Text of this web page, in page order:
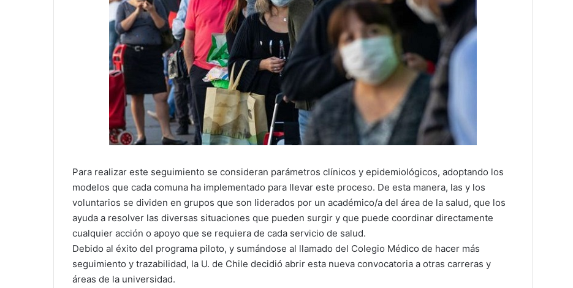
Para realizar este seguimiento se consideran parámetros clínicos y epidemiológicos, adoptando los
modelos que cada comuna ha implementado para llevar este proceso. De esta manera, las y los
voluntarios se dividen en grupos que son liderados por un académico/a del área de la salud, que los
ayuda a resolver las diversas situaciones que pueden surgir y que puede coordinar directamente
cualquier acción o apoyo que se requiera de cada servicio de salud.
Debido al éxito del programa piloto, y sumándose al llamado del Colegio Médico de hacer más
seguimiento y trazabilidad, la U. de Chile decidió abrir esta nueva convocatoria a otras carreras y
áreas de la universidad.